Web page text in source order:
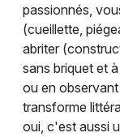
passionnés,
(cueillette,
abriter
sans briquet et
ou en
transforme
oui, c'est aussi